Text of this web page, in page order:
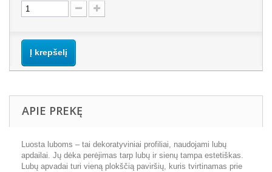
Į krepšelį
APIE PREKĘ
Luosta luboms – tai dekoratyviniai profiliai, naudojami lubų
apdailai. Jų dėka perėjimas tarp lubų ir sienų tampa estetiškas.
Lubų apvadai turi vieną plokščią paviršių, kuris tvirtinamas prie